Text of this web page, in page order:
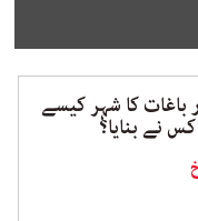
باغات کا شہر کیسے
کس نے بنایا؟